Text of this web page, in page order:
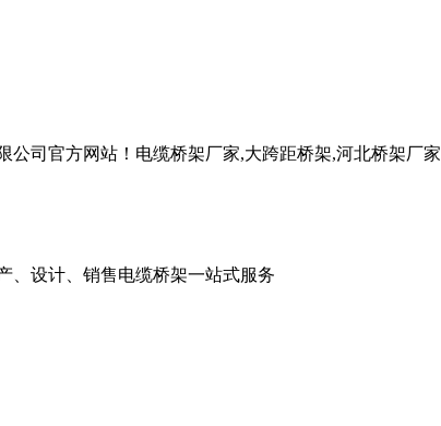
公司官方网站！电缆桥架厂家,大跨距桥架,河北桥架厂家
、设计、销售电缆桥架一站式服务